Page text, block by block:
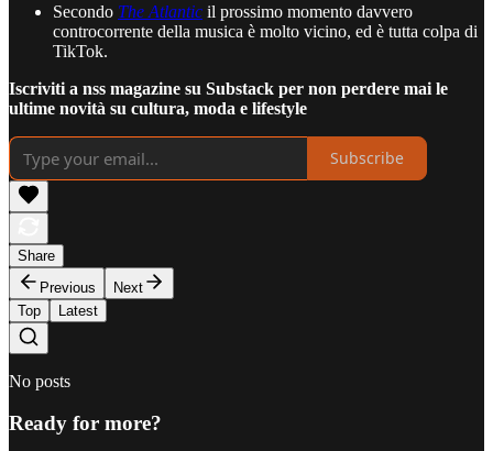
Secondo The Atlantic il prossimo momento davvero
controcorrente della musica è molto vicino, ed è tutta colpa di
TikTok.
Iscriviti a nss magazine su Substack per non perdere mai le
ultime novità su cultura, moda e lifestyle
Subscribe
Share
Previous
Next
Top
Latest
No posts
Ready for more?